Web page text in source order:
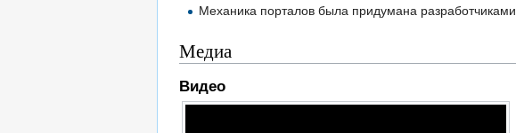
Механика порталов была придумана разработчиками
Медиа
Видео